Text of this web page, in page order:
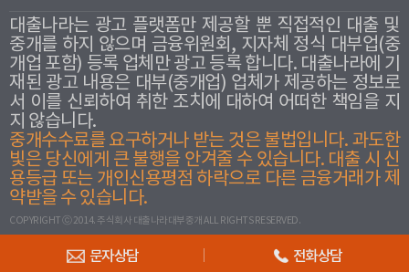
문자상담 전화상담
대출나라는 광고 플랫폼만 제공할 뿐 직접적인 대출 및
중개를 하지 않으며 금융위원회, 지자체 정식 대부업(중
개업 포함) 등록 업체만 광고 등록 합니다. 대출나라에 기
재된 광고 내용은 대부(중개업) 업체가 제공하는 정보로
서 이를 신뢰하여 취한 조치에 대하여 어떠한 책임을 지
지 않습니다.
중개수수료를 요구하거나 받는 것은 불법입니다. 과도한
빛은 당신에게 큰 불행을 안겨줄 수 있습니다. 대출 시 신
용등급 또는 개인신용평점 하락으로 다른 금융거래가 제
약받을 수 있습니다.
COPYRIGHT ⓒ 2014. 주식회사 대출나라대부중개 ALL RIGHTS RESERVED.